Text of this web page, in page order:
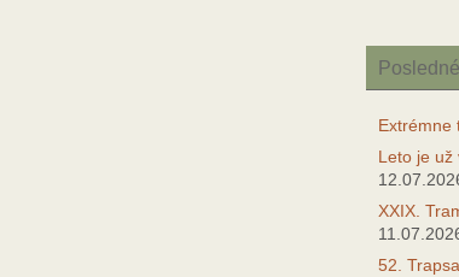
Extrémne
Leto je už
XXIX.
52.